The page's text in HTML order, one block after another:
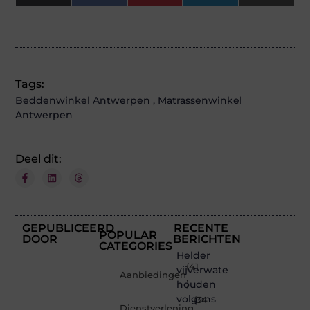
(Twitter)
Tags:
Beddenwinkel Antwerpen , Matrassenwinkel
Antwerpen
Deel dit:
GEPUBLICEERD
DOOR
POPULAR
CATEGORIES
Aanbiedingen
(41
)
(34
RECENTE
BERICHTEN
Helder
vijverwater
houden
volgens